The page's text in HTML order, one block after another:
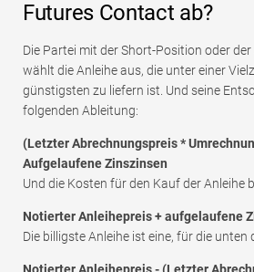
Futures Contact ab?
Die Partei mit der Short-Position oder
wählt die Anleihe aus, die unter einer
günstigsten zu liefern ist. Und seine
folgenden Ableitung:
(Letzter Abrechnungspreis *
Aufgelaufene Zinszinsen
Und die Kosten für den Kauf der Anleihe
Notierter Anleihepreis + aufgelaufene
Die billigste Anleihe ist eine, für die unten